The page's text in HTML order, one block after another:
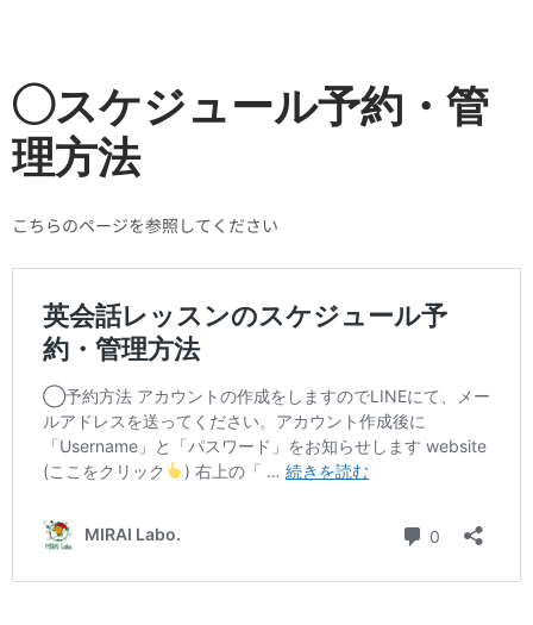
◯スケジュール予約・管
理方法
こちらのページを参照してください